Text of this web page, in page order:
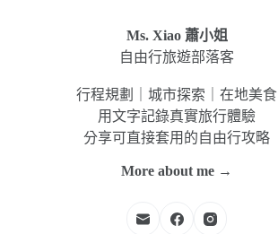
Ms. Xiao 蕭小姐
自由行旅遊部落客
行程規劃｜城市探索｜在地美食
用文字記錄真實旅行體驗
分享可直接套用的自由行攻略
More about me →